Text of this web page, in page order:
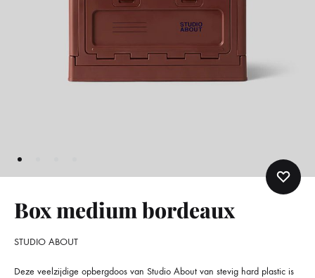
Box medium bordeaux
STUDIO ABOUT
Deze veelzijdige opbergdoos van Studio About van stevig hard plastic is